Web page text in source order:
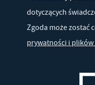
dotyczących
Zgoda może zostać
prywatności i